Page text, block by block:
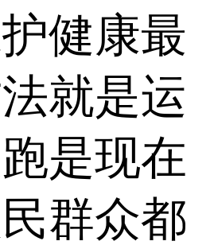
健康最
就是运
是现在
群众都